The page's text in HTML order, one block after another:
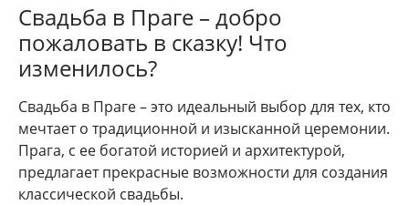
Свадьба в Праге – добро
пожаловать в сказку! Что
изменилось?
Свадьба в Праге – это идеальный выбор для тех, кто
мечтает о традиционной и изысканной церемонии.
Прага, с ее богатой историей и архитектурой,
предлагает прекрасные возможности для создания
классической свадьбы.